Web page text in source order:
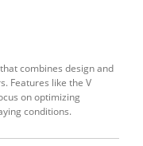
combines design and
Features like the V
on optimizing
conditions.